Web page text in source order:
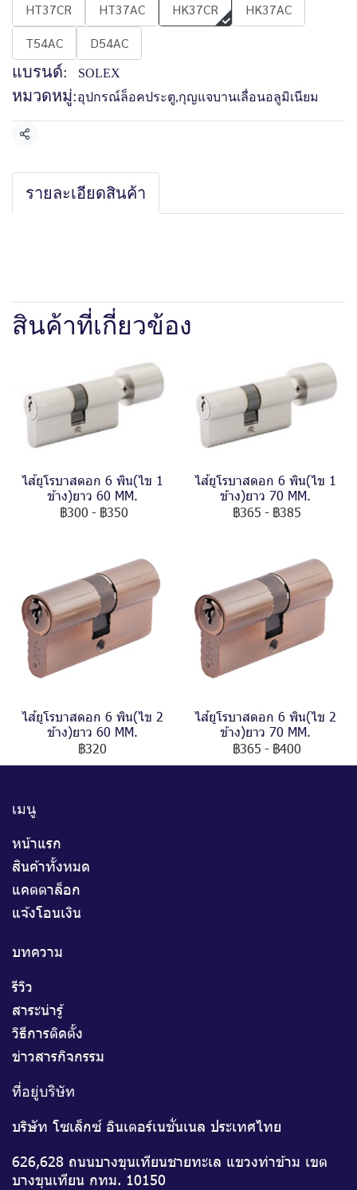
HT37CR
HT37AC HK37CR
HK37AC
T54AC
D54AC
แบรนด์: SOLEX
หมวดหมู่:อุปกรณ์ล็อคประตู,กุญแจบานเลื่อนอลูมิเนียม
แชร์
รายละเอียดสินค้า
สินค้าที่เกี่ยวข้อง
ไส้ยูโรบาสดอก 6 พิน(ไข 1
ข้าง)ยาว 60 MM.
฿300 - ฿350
ไส้ยูโรบาสดอก 6 พิน(ไข 1
ข้าง)ยาว 70 MM.
฿365 - ฿385
ไส้ยูโรบาสดอก 6 พิน(ไข 2
ข้าง)ยาว 60 MM.
฿320
ไส้ยูโรบาสดอก 6 พิน(ไข 2
ข้าง)ยาว 70 MM.
฿365 - ฿400
เมนู
หน้าแรก
สินค้าทั้งหมด
แคตตาล็อก
แจ้งโอนเงิน
บทความ
รีวิว
สาระน่ารู้
วิธีการติดตั้ง
ข่าวสารกิจกรรม
ที่อยู่บริษัท
บริษัท โซเล็กซ์ อินเตอร์เนชั่นเนล ประเทศไทย
626,628 ถนนบางขุนเทียนชายทะเล แขวงท่าข้าม เขต
บางขุนเทียน กทม. 10150